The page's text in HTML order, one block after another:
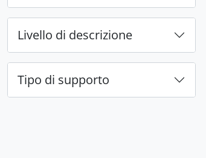
Livello di descrizione
Tipo di supporto